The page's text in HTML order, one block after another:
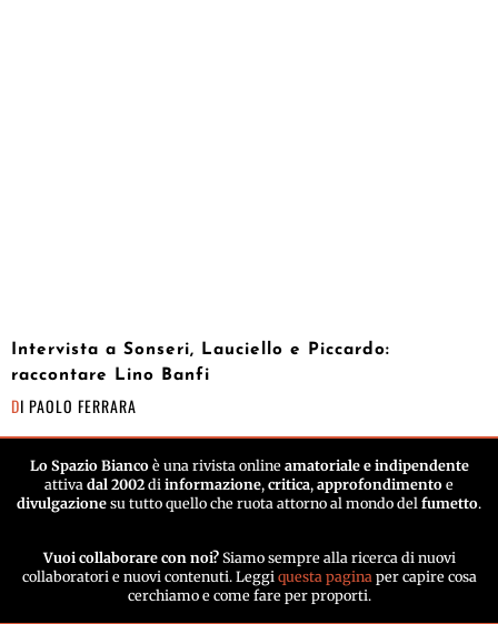
Intervista a Sonseri, Lauciello e Piccardo:
raccontare Lino Banfi
DI PAOLO FERRARA
Lo Spazio Biancoè una rivista online amatoriale e indipendente
attiva dal 2002 di informazione, critica, approfondimento e
divulgazione su tutto quello che ruota attorno al mondo del fumetto.
Vuoi collaborare con noi? Siamo sempre alla ricerca di nuovi
collaboratori e nuovi contenuti. Leggi questa paginaper capire cosa
cerchiamo e come fare per proporti.